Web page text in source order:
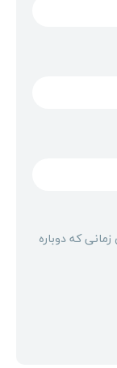
که دوباره